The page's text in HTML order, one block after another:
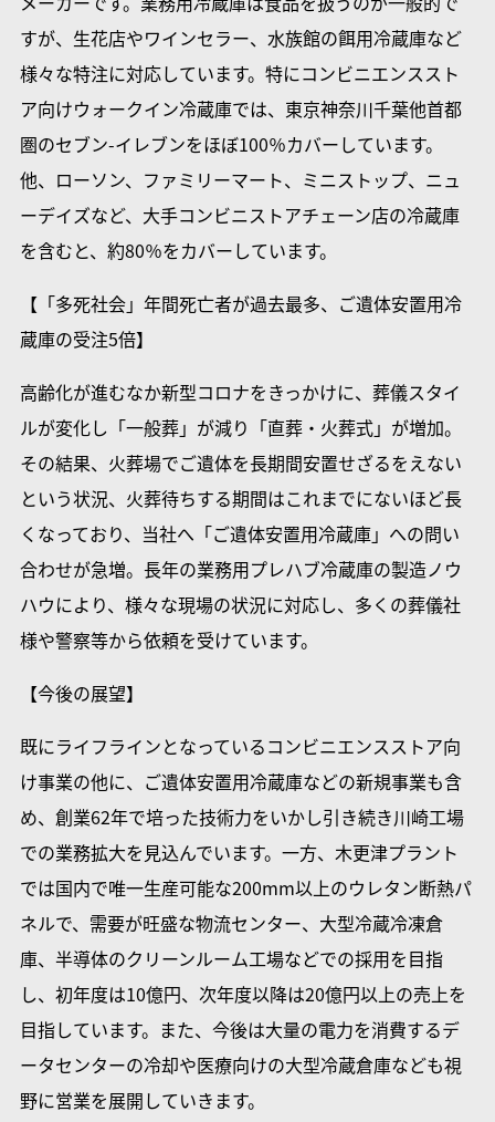
すが、生花店やワインセラー、水族館の餌用冷蔵庫など
様々な特注に対応しています。特にコンビニエンススト
ア向けウォークイン冷蔵庫では、東京神奈川千葉他首都
圏のセブン-イレブンをほぼ100％カバーしています。
他、ローソン、ファミリーマート、ミニストップ、ニュ
ーデイズなど、大手コンビニストアチェーン店の冷蔵庫
を含むと、約80％をカバーしています。
【「多死社会」年間死亡者が過去最多、ご遺体安置用冷
蔵庫の受注5倍】
高齢化が進むなか新型コロナをきっかけに、葬儀スタイ
ルが変化し「一般葬」が減り「直葬・火葬式」が増加。
その結果、火葬場でご遺体を長期間安置せざるをえない
という状況、火葬待ちする期間はこれまでにないほど長
くなっており、当社へ「ご遺体安置用冷蔵庫」への問い
合わせが急増。長年の業務用プレハブ冷蔵庫の製造ノウ
ハウにより、様々な現場の状況に対応し、多くの葬儀社
様や警察等から依頼を受けています。
【今後の展望】
既にライフラインとなっているコンビニエンスストア向
け事業の他に、ご遺体安置用冷蔵庫などの新規事業も含
め、創業62年で培った技術力をいかし引き続き川崎工場
での業務拡大を見込んでいます。一方、木更津プラント
では国内で唯一生産可能な200mm以上のウレタン断熱パ
ネルで、需要が旺盛な物流センター、大型冷蔵冷凍倉
庫、半導体のクリーンルーム工場などでの採用を目指
し、初年度は10億円、次年度以降は20億円以上の売上を
目指しています。また、今後は大量の電力を消費するデ
ータセンターの冷却や医療向けの大型冷蔵倉庫なども視
野に営業を展開していきます。